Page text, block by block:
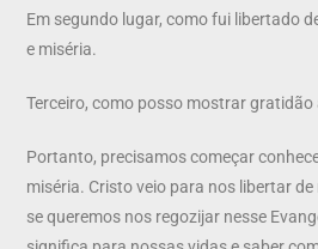
Em segundo lugar, como fui libertado
e miséria.
Terceiro, como posso mostrar gratidão
Portanto, precisamos começar
miséria. Cristo veio para nos libertar
se queremos nos regozijar nesse